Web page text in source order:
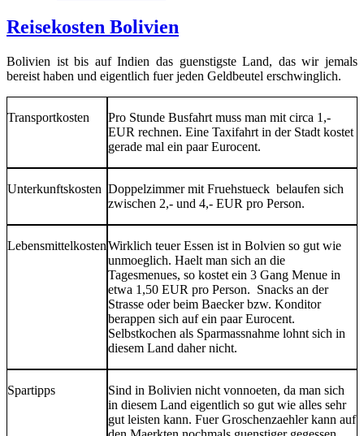
Reisekosten Bolivien
Bolivien ist bis auf Indien das guenstigste Land, das wir jemals
bereist haben und eigentlich fuer jeden Geldbeutel erschwinglich.
Transportkosten
Pro Stunde Busfahrt muss man mit circa 1,-
EUR rechnen. Eine Taxifahrt in der Stadt kostet
gerade mal ein paar Eurocent.
Unterkunftskosten Doppelzimmer mit Fruehstueck belaufen sich
zwischen 2,- und 4,- EUR pro Person.
LebensmittelkostenWirklich teuer Essen ist in Bolvien so gut wie
unmoeglich. Haelt man sich an die
Tagesmenues, so kostet ein 3 Gang Menue in
etwa 1,50 EUR pro Person. Snacks an der
Strasse oder beim Baecker bzw. Konditor
berappen sich auf ein paar Eurocent.
Selbstkochen als Sparmassnahme lohnt sich in
diesem Land daher nicht.
Spartipps
Sind in Bolivien nicht vonnoeten, da man sich
in diesem Land eigentlich so gut wie alles sehr
gut leisten kann. Fuer Groschenzaehler kann auf